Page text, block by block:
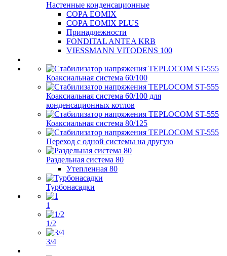
Настенные конденсационные
COPA EOMIX
COPA EOMIX PLUS
Принадлежности
FONDITAL ANTEA KRB
VIESSMANN VITODENS 100
Коаксиальная система 60/100
Коаксиальная система 60/100 для
конденсационных котлов
Коаксиальная система 80/125
Переход с одной системы на другую
Раздельная система 80
Утепленная 80
Турбонасадки
1
1/2
3/4